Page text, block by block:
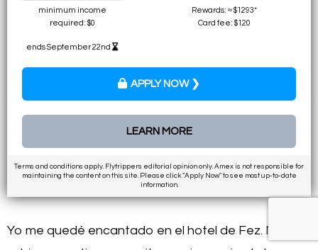
minimum income
required: $0
ends September 22nd
Rewards: ≈ $1293*
Card fee: $120
APPLY NOW ❯
LEARN MORE
Terms and conditions apply. Flytrippers editorial opinion only. Amex is not responsible for
maintaining the content on this site. Please click "Apply Now" to see most up-to-date
information.
Yo me quedé encantado en el hotel de Fez. Me